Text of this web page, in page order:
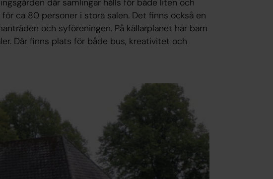
ca 80 personer i stora salen. Det finns också en
och syföreningen. På källarplanet har barn
Där finns plats för både bus, kreativitet och